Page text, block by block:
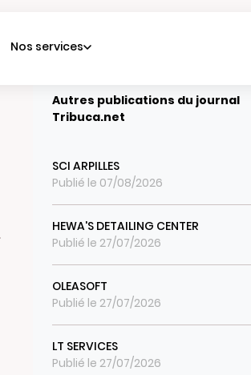
Nos services
Autres publications du journal
Tribuca.net
SCI ARPILLES
Publié le 07/08/2026
HEWA'S DETAILING CENTER
Publié le 27/07/2026
OLEASOFT
Publié le 27/07/2026
LT SERVICES
Publié le 27/07/2026